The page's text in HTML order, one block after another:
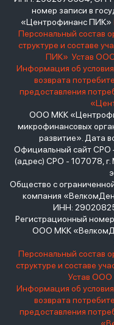
номер записи в
«Центрофинанс ПИК»
Персональный состав
структуре и составе
ПИК» Устав
Информация об
возврата
предоставления
ООО МКК
микрофинансовых
развитие». Дата
Официальный сайт СРО
(адрес) СРО - 107078, г.
Общество с
компания
ИНН:
Регистрационный
ООО МКК
Персональный состав
структуре и составе
Устав ООО
Информация об
возврата
предоставления